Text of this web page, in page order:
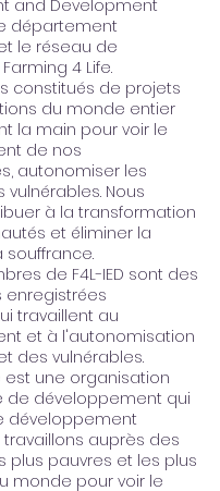
and Development
département
le réseau de
4 Life.
constitués de projets
du monde entier
la main pour voir le
de nos
autonomiser les
vulnérables. Nous
à la transformation
et éliminer la
souffrance.
de F4L-IED sont des
enregistrées
travaillent au
et à l'autonomisation
des vulnérables.
est une organisation
de développement qui
développement
travaillons auprès des
plus pauvres et les plus
monde pour voir le